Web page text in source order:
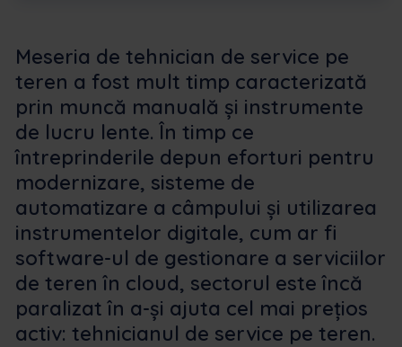
Meseria de tehnician de service pe
teren a fost mult timp caracterizată
prin muncă manuală și instrumente
de lucru lente. În timp ce
întreprinderile depun eforturi pentru
modernizare, sisteme de
automatizare a câmpului și utilizarea
instrumentelor digitale, cum ar fi
software-ul de gestionare a serviciilor
de teren în cloud, sectorul este încă
paralizat în a-și ajuta cel mai prețios
activ: tehnicianul de service pe teren.